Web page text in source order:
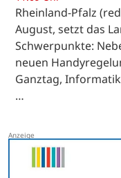
Rheinland-Pfalz
August, setzt das
Schwerpunkte:
neuen
Ganztag,
…